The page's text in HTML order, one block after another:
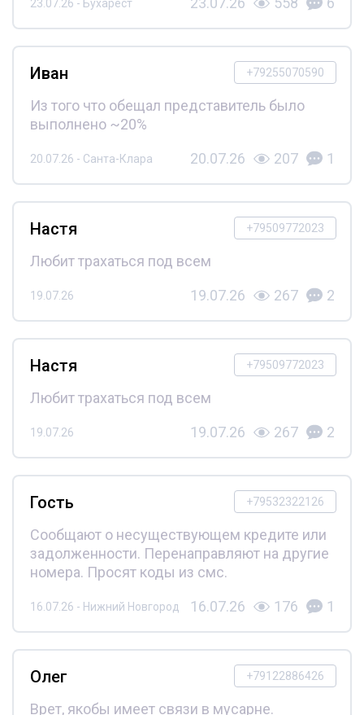
23.07.26 - Бухарест
+79255070590
Иван
Из того что обещал представитель было
выполнено ~20%
20.07.26 - Санта-Клара 20.07.26 207 1
+79509772023
Настя
Любит трахаться под всем
19.07.26 19.07.26 267 2
+79509772023
Настя
Любит трахаться под всем
19.07.26 19.07.26 267 2
+79532322126
Гость
Сообщают о несуществующем кредите или
задолженности. Перенаправляют на другие
номера. Просят коды из смс.
16.07.26 - Нижний Новгород 16.07.26 176 1
+79122886426
Олег
Врет, якобы имеет связи в мусарне.